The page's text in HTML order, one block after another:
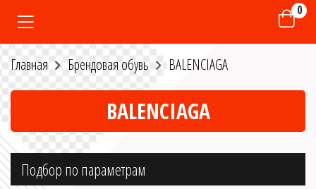
0
Главная Брендовая обувь BALENCIAGA
BALENCIAGA
Подбор по параметрам